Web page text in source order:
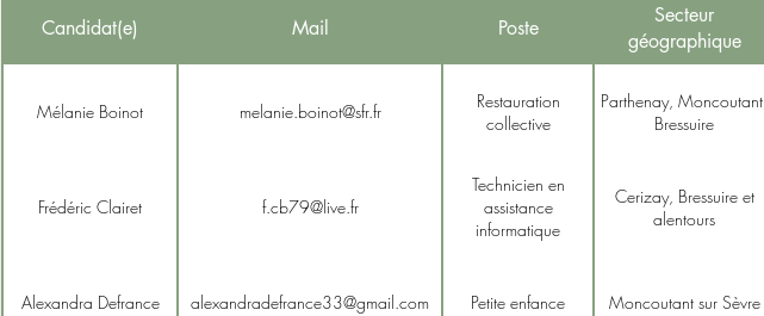
Candidat(e) Mail Poste
Secteur
géographique
Mélanie Boinot melanie.boinot@sfr.fr
Restauration
collective
Parthenay, Moncoutant,
Bressuire
Frédéric Clairet f.cb79@live.fr
Technicien en
assistance
informatique
Cerizay, Bressuire et
alentours
Alexandra Defrance alexandradefrance33@gmail.com Petite enfance Moncoutant sur Sèvre